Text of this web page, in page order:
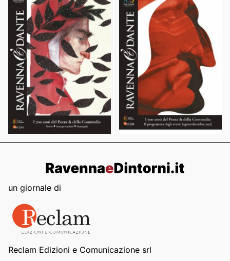
un giornale di
Reclam Edizioni e Comunicazione srl